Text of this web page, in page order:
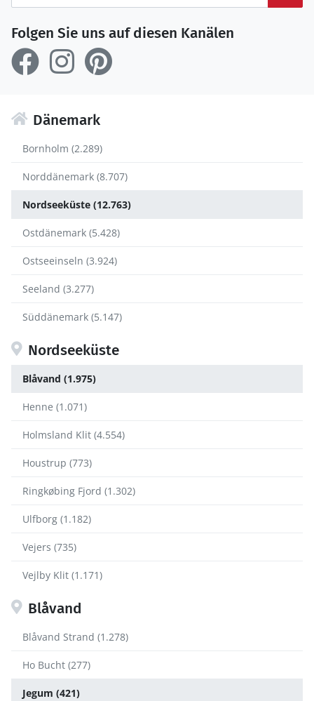
Folgen Sie uns auf diesen Kanälen
Dänemark
Bornholm (2.289)
Norddänemark (8.707)
Nordseeküste (12.763)
Ostdänemark (5.428)
Ostseeinseln (3.924)
Seeland (3.277)
Süddänemark (5.147)
Nordseeküste
Blåvand (1.975)
Henne (1.071)
Holmsland Klit (4.554)
Houstrup (773)
Ringkøbing Fjord (1.302)
Ulfborg (1.182)
Vejers (735)
Vejlby Klit (1.171)
Blåvand
Blåvand Strand (1.278)
Ho Bucht (277)
Jegum (421)